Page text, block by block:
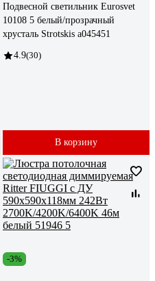
Подвесной светильник Eurosvet
10108 5 белый/прозрачный
хрусталь Strotskis a045451
4.9(30)
В корзину
-3%